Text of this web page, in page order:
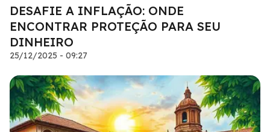
DESAFIE A INFLAÇÃO: ONDE
ENCONTRAR PROTEÇÃO PARA SEU
DINHEIRO
25/12/2025 - 09:27